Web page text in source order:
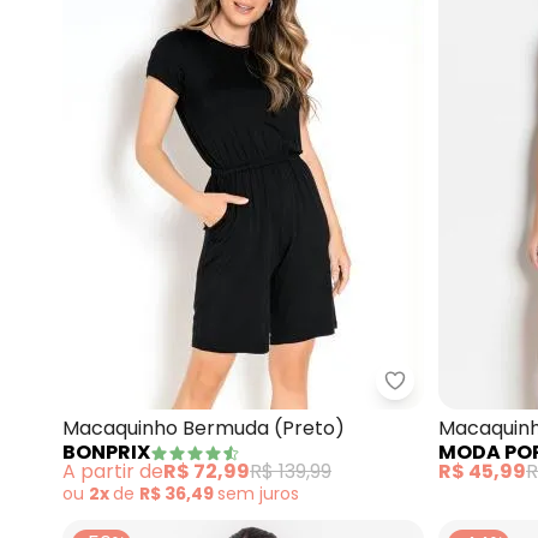
bonprix -
Macaquinho Bermuda (Preto)
BONPRIX
A partir deR$ 72,99R$ 139,99
ou 2xde R$ 36,49sem juros
com Alças
MODA
R$ 45,99